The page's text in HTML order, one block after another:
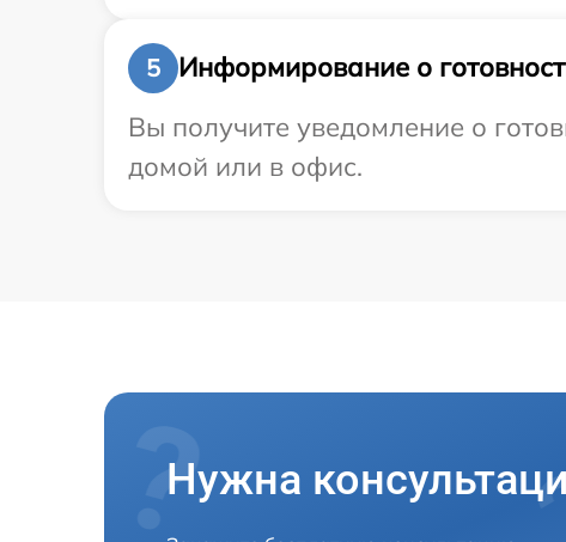
5
Информирование о
Вы получите уведомление о
домой или в офис.
Нужна